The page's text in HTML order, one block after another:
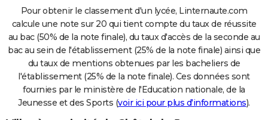
Pour obtenir le classement d'un lycée, Linternaute.com
calcule une note sur 20 qui tient compte du taux de réussite
au bac (50% de la note finale), du taux d'accès de la seconde au
bac au sein de l'établissement (25% de la note finale) ainsi que
du taux de mentions obtenues par les bacheliers de
l'établissement (25% de la note finale). Ces données sont
fournies par le ministère de l'Education nationale, de la
Jeunesse et des Sports (voir ici pour plus d'informations).